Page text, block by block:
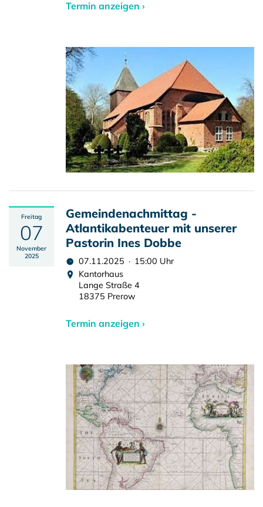
Termin anzeigen ›
Freitag
07
November
2025
Gemeindenachmittag -
Atlantikabenteuer mit unserer
Pastorin Ines Dobbe
07.11.2025 · 15:00 Uhr
Kantorhaus
Lange Straße 4
18375 Prerow
Termin anzeigen ›